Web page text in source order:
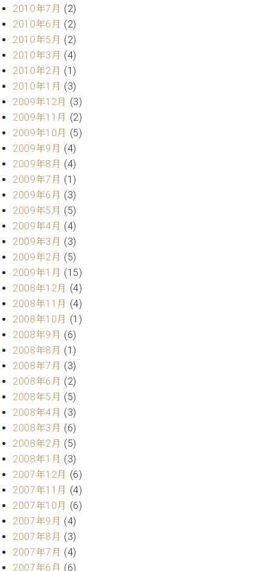
2010年7月 (2)
2010年6月 (2)
2010年5月 (2)
2010年3月 (4)
2010年2月 (1)
2010年1月 (3)
2009年12月 (3)
2009年11月 (2)
2009年10月 (5)
2009年9月 (4)
2009年8月 (4)
2009年7月 (1)
2009年6月 (3)
2009年5月 (5)
2009年4月 (4)
2009年3月 (3)
2009年2月 (5)
2009年1月 (15)
2008年12月 (4)
2008年11月 (4)
2008年10月 (1)
2008年9月 (6)
2008年8月 (1)
2008年7月 (3)
2008年6月 (2)
2008年5月 (5)
2008年4月 (3)
2008年3月 (6)
2008年2月 (5)
2008年1月 (3)
2007年12月 (6)
2007年11月 (4)
2007年10月 (6)
2007年9月 (4)
2007年8月 (3)
2007年7月 (4)
2007年6月 (6)